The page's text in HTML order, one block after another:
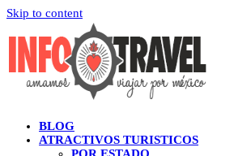
Skip to content
BLOG
ATRACTIVOS TURISTICOS